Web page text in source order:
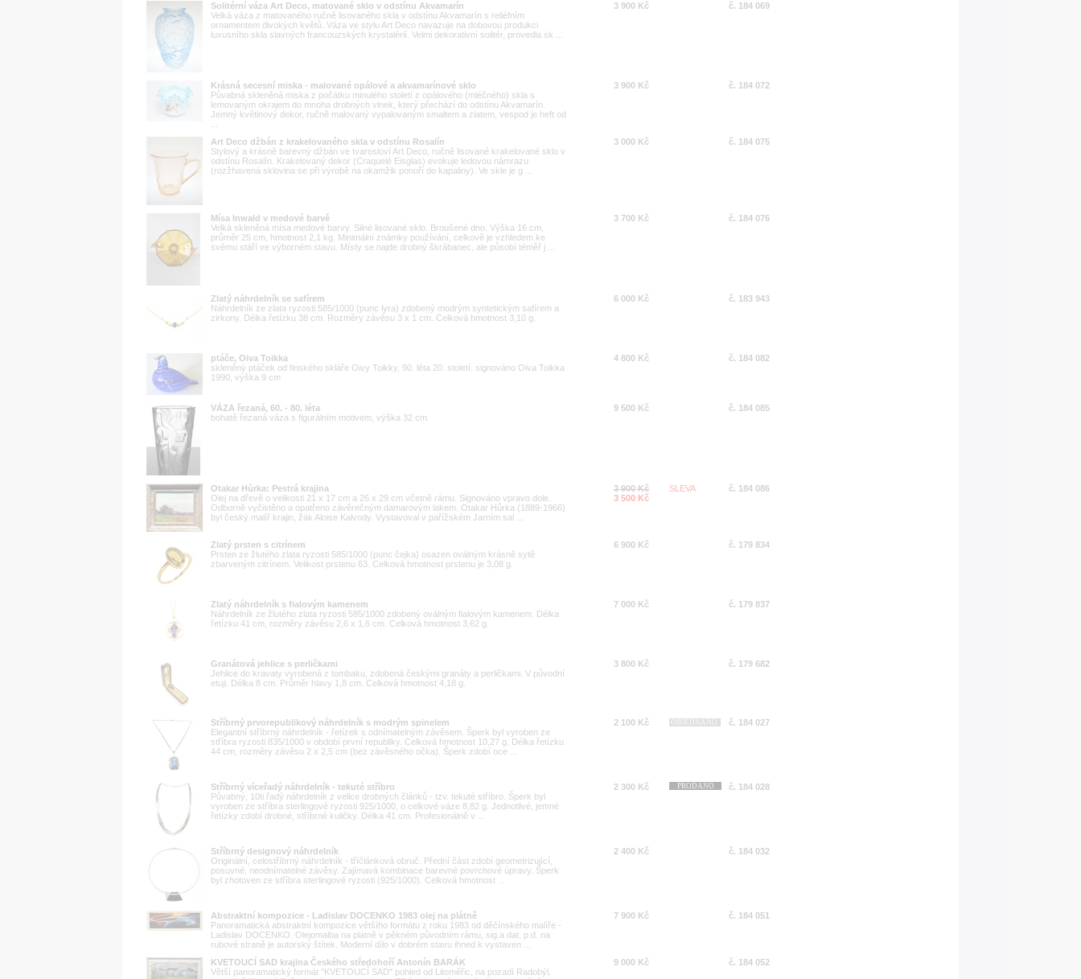
Solitérní váza Art Deco, matované sklo v odstínu Akvamarín
Velká váza z matovaného ručně lisovaného skla v odstínu Akvamarín s reliéfním
ornamentem divokých květů. Váza ve stylu Art Deco navazuje na dobovou produkci
luxusního skla slavných francouzských krystalérií. Velmi dekorativní solitér, provedla sk ...
3 900 Kč č. 184 069
Krásná secesní miska - malované opálové a akvamarínové sklo
Půvabná skleněná miska z počátku minulého století z opálového (mléčného) skla s
lemovaným okrajem do mnoha drobných vlnek, který přechází do odstínu Akvamarín.
Jemný květinový dekor, ručně malovaný vypalovaným smaltem a zlatem, vespod je heft od
3 900 Kč č. 184 072
Art Deco džbán z krakelovaného skla v odstínu Rosalín
Stylový a krásně barevný džbán ve tvarosloví Art Deco, ručně lisované krakelované sklo v
odstínu Rosalín. Krakelovaný dekor (Craquelé Eisglas) evokuje ledovou námrazu
(rozžhavená sklovina se při výrobě na okamžik ponoří do kapaliny). Ve skle je g ...
3 000 Kč č. 184 075
Mísa Inwald v medové barvě
Velká skleněná mísa medové barvy. Silné lisované sklo. Broušené dno. Výška 16 cm,
průměr 25 cm, hmotnost 2,1 kg. Minimální známky používání, celkově je vzhledem ke
svému stáří ve výborném stavu. Místy se najde drobný škrábanec, ale působí téměř j ...
3 700 Kč č. 184 076
Zlatý náhrdelník se safírem
Náhrdelník ze zlata ryzosti 585/1000 (punc lyra) zdobený modrým syntetickým safírem a
zirkony. Délka řetízku 38 cm. Rozměry závěsu 3 x 1 cm. Celková hmotnost 3,10 g.
6 000 Kč č. 183 943
ptáče, Oiva Toikka
skleněný ptáček od finského skláře Oivy Toikky, 90. léta 20. století. signováno Oiva Toikka
1990, výška 9 cm
4 800 Kč č. 184 082
VÁZA řezaná, 60. - 80. léta
bohatě řezaná váza s figurálním motivem, výška 32 cm
9 500 Kč č. 184 085
Otakar Hůrka: Pestrá krajina
Olej na dřevě o velikosti 21 x 17 cm a 26 x 29 cm včetně rámu. Signováno vpravo dole.
Odborně vyčistěno a opatřeno závěrečným damarovým lakem. Otakar Hůrka (1889-1966)
byl český malíř krajin, žák Aloise Kalvody. Vystavoval v pařížském Jarním sal ...
3 900 Kč
3 500 Kč
SLEVA č. 184 086
Zlatý prsten s citrínem
Prsten ze žlutého zlata ryzosti 585/1000 (punc čejka) osazen oválným krásně sytě
zbarveným citrínem. Velikost prstenu 63. Celková hmotnost prstenu je 3,08 g.
6 900 Kč č. 179 834
Zlatý náhrdelník s fialovým kamenem
Náhrdelník ze žlutého zlata ryzosti 585/1000 zdobený oválným fialovým kamenem. Délka
řetízku 41 cm, rozměry závěsu 2,6 x 1,6 cm. Celková hmotnost 3,62 g.
7 000 Kč č. 179 837
Granátová jehlice s perličkami
Jehlice do kravaty vyrobená z tombaku, zdobená českými granáty a perličkami. V původní
etuji. Délka 8 cm. Průměr hlavy 1,8 cm. Celková hmotnost 4,18 g.
3 800 Kč č. 179 682
Stříbrný prvorepublikový náhrdelník s modrým spinelem
Elegantní stříbrný náhrdelník - řetízek s odnímatelným závěsem. Šperk byl vyroben ze
stříbra ryzosti 835/1000 v období první republiky. Celková hmotnost 10,27 g. Délka řetízku
44 cm, rozměry závěsu 2 x 2,5 cm (bez závěsného očka). Šperk zdobí oce ...
2 100 Kč OBJEDNÁNO č. 184 027
Stříbrný víceřadý náhrdelník - tekuté stříbro
Půvabný, 10ti řadý náhrdelník z velice drobných článků - tzv. tekuté stříbro. Šperk byl
vyroben ze stříbra sterlingové ryzosti 925/1000, o celkové váze 8,82 g. Jednotlivé, jemné
řetízky zdobí drobné, stříbrné kuličky. Délka 41 cm. Profesionálně v ...
2 300 Kč PRODÁNO č. 184 028
Stříbrný designový náhrdelník
Originální, celostříbrný náhrdelník - tříčlánková obruč. Přední část zdobí geometrizující,
posuvné, neodnímatelné závěsy. Zajímavá kombinace barevné povrchové úpravy. Šperk
byl zhotoven ze stříbra sterlingové ryzosti (925/1000). Celková hmotnost ...
2 400 Kč č. 184 032
Abstraktní kompozice - Ladislav DOCENKO 1983 olej na plátně
Panoramatická abstraktní kompozice většího formátu z roku 1983 od děčínského malíře -
Ladislav DOCENKO. Olejomalba na plátně v pěkném původním rámu, sig.a dat. p.d. na
rubové straně je autorský štítek. Moderní dílo v dobrém stavu ihned k vystaven ...
7 900 Kč č. 184 051
KVETOUCÍ SAD krajina Českého středohoří Antonín BARÁK
Větší panoramatický formát "KVETOUCÍ SAD" pohled od Litoměřic, na pozadí Radobýl,
9 000 Kč č. 184 052